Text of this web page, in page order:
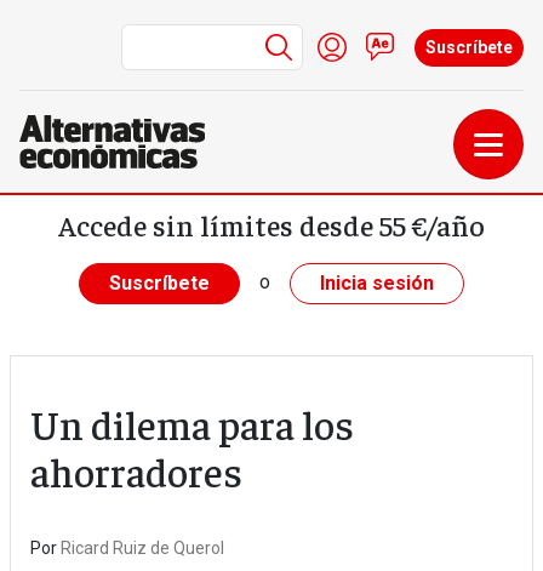
Pasar al contenido principal
Menú de cuenta de
Iniciar sesión
Contacto
Suscríbete
Accede sin límites desde 55 €/año
Suscríbete o Inicia sesión
Un dilema para los
ahorradores
Por Ricard Ruiz de Querol